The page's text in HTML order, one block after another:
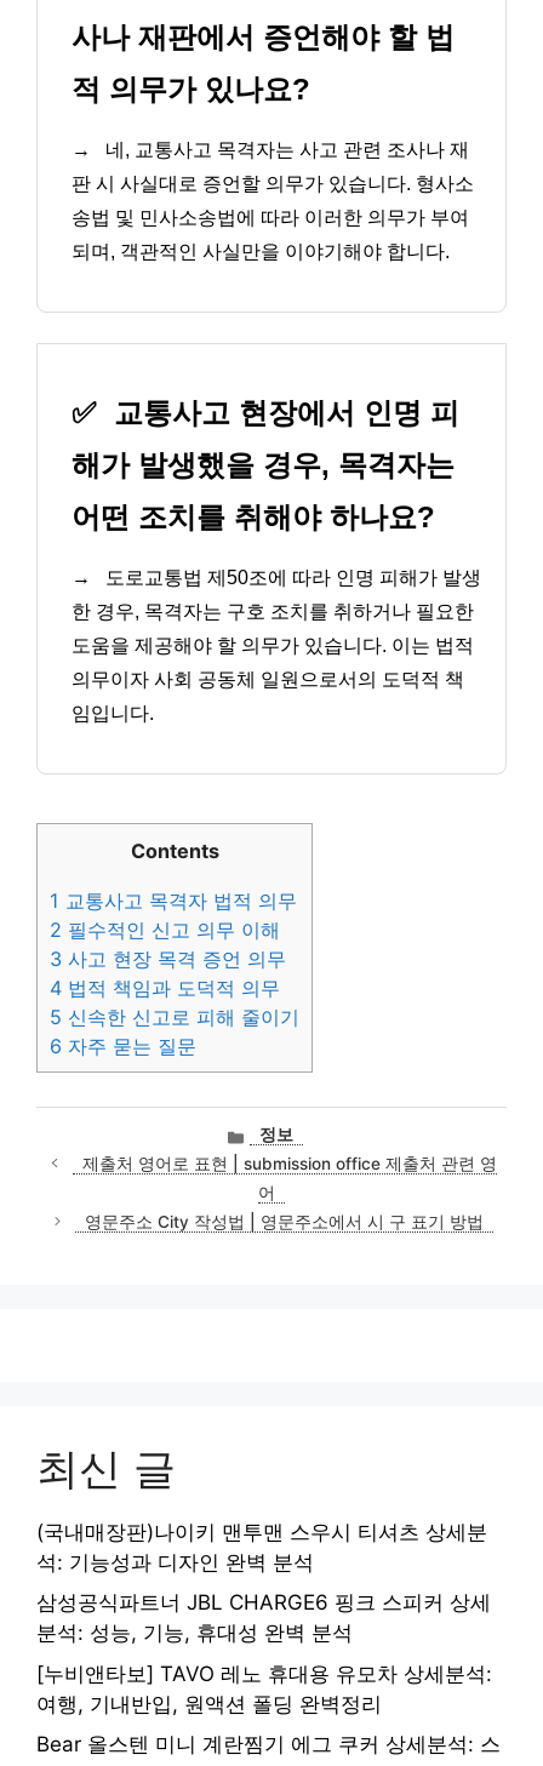
사나 재판에서 증언해야 할 법
적 의무가 있나요?
→
네, 교통사고 목격자는 사고 관련 조사나 재
판 시 사실대로 증언할 의무가 있습니다. 형사소
송법 및 민사소송법에 따라 이러한 의무가 부여
되며, 객관적인 사실만을 이야기해야 합니다.
✅ 교통사고 현장에서 인명 피
해가 발생했을 경우, 목격자는
어떤 조치를 취해야 하나요?
→
도로교통법 제50조에 따라 인명 피해가 발생
한 경우, 목격자는 구호 조치를 취하거나 필요한
도움을 제공해야 할 의무가 있습니다. 이는 법적
의무이자 사회 공동체 일원으로서의 도덕적 책
임입니다.
Contents
1 교통사고 목격자 법적 의무
2 필수적인 신고 의무 이해
3 사고 현장 목격 증언 의무
4 법적 책임과 도덕적 의무
5 신속한 신고로 피해 줄이기
6 자주 묻는 질문
카
테
고
리
정보
제출처 영어로 표현 | submission office 제출처 관련 영
어
영문주소 City 작성법 | 영문주소에서 시 구 표기 방법
최신 글
(국내매장판)나이키 맨투맨 스우시 티셔츠 상세분
석: 기능성과 디자인 완벽 분석
삼성공식파트너 JBL CHARGE6 핑크 스피커 상세
분석: 성능, 기능, 휴대성 완벽 분석
[누비앤타보] TAVO 레노 휴대용 유모차 상세분석:
여행, 기내반입, 원액션 폴딩 완벽정리
Bear 올스텐 미니 계란찜기 에그 쿠커 상세분석: 스